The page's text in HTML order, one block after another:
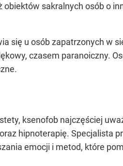
sakralnych osób o
się u osób zapatrzonych w
czasem paranoiczny.
ksenofob najczęściej
oraz hipnoterapię. Specjalista
emocji i metod, które